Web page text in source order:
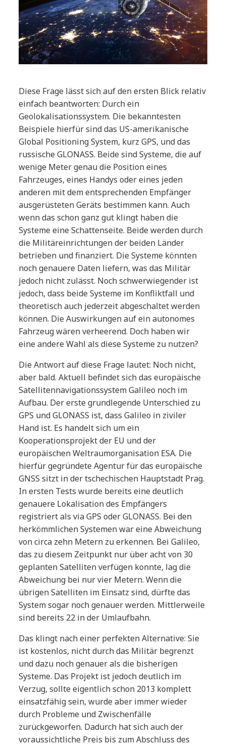
Diese Frage lässt sich auf den ersten Blick relativ
einfach beantworten: Durch ein
Geolokalisationssystem. Die bekanntesten
Beispiele hierfür sind das US-amerikanische
Global Positioning System, kurz GPS, und das
russische GLONASS. Beide sind Systeme, die auf
wenige Meter genau die Position eines
Fahrzeuges, eines Handys oder eines jeden
anderen mit dem entsprechenden Empfänger
ausgerüsteten Geräts bestimmen kann. Auch
wenn das schon ganz gut klingt haben die
Systeme eine Schattenseite. Beide werden durch
die Militäreinrichtungen der beiden Länder
betrieben und finanziert. Die Systeme könnten
noch genauere Daten liefern, was das Militär
jedoch nicht zulässt. Noch schwerwiegender ist
jedoch, dass beide Systeme im Konfliktfall und
theoretisch auch jederzeit abgeschaltet werden
können. Die Auswirkungen auf ein autonomes
Fahrzeug wären verheerend. Doch haben wir
eine andere Wahl als diese Systeme zu nutzen?
Die Antwort auf diese Frage lautet: Noch nicht,
aber bald. Aktuell befindet sich das europäische
Satellitennavigationssystem Galileo noch im
Aufbau. Der erste grundlegende Unterschied zu
GPS und GLONASS ist, dass Galileo in ziviler
Hand ist. Es handelt sich um ein
Kooperationsprojekt der EU und der
europäischen Weltraumorganisation ESA. Die
hierfür gegründete Agentur für das europäische
GNSS sitzt in der tschechischen Hauptstadt Prag.
In ersten Tests wurde bereits eine deutlich
genauere Lokalisation des Empfängers
registriert als via GPS oder GLONASS. Bei den
herkömmlichen Systemen war eine Abweichung
von circa zehn Metern zu erkennen. Bei Galileo,
das zu diesem Zeitpunkt nur über acht von 30
geplanten Satelliten verfügen konnte, lag die
Abweichung bei nur vier Metern. Wenn die
übrigen Satelliten im Einsatz sind, dürfte das
System sogar noch genauer werden. Mittlerweile
sind bereits 22 in der Umlaufbahn.
Das klingt nach einer perfekten Alternative: Sie
ist kostenlos, nicht durch das Militär begrenzt
und dazu noch genauer als die bisherigen
Systeme. Das Projekt ist jedoch deutlich im
Verzug, sollte eigentlich schon 2013 komplett
einsatzfähig sein, wurde aber immer wieder
durch Probleme und Zwischenfälle
zurückgeworfen. Dadurch hat sich auch der
voraussichtliche Preis bis zum Abschluss des